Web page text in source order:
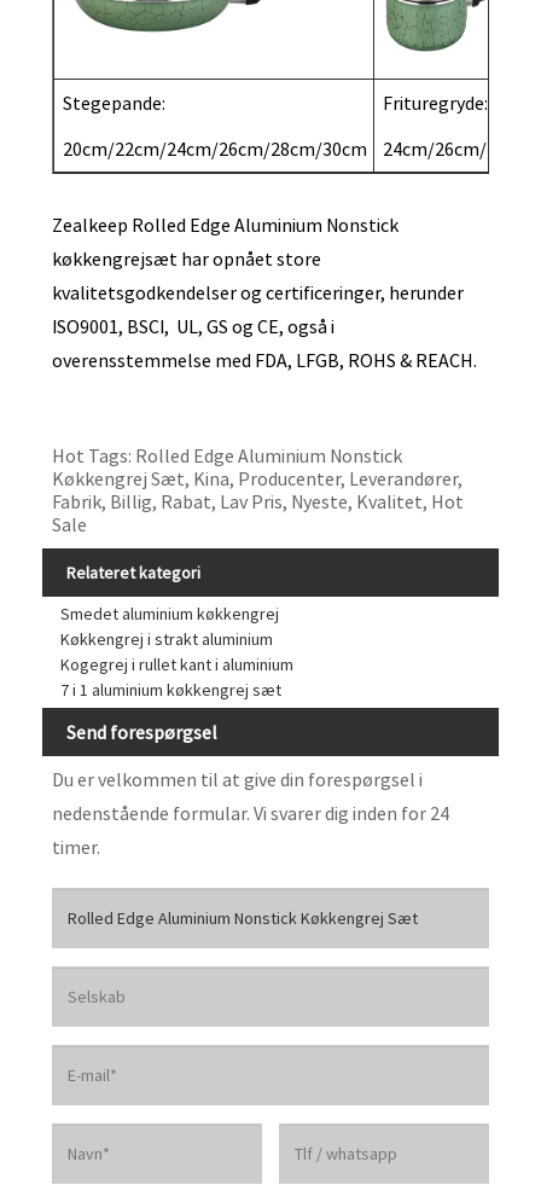
Stegepande:
20cm/22cm/24cm/26cm/28cm/30cm
Frituregryde:
24cm/26cm/28cm
Zealkeep Rolled Edge Aluminium Nonstick
køkkengrejsæt har opnået store
kvalitetsgodkendelser og certificeringer, herunder
ISO9001, BSCI, UL, GS og CE, også i
overensstemmelse med FDA, LFGB, ROHS & REACH.
Hot Tags: Rolled Edge Aluminium Nonstick
Køkkengrej Sæt, Kina, Producenter, Leverandører,
Fabrik, Billig, Rabat, Lav Pris, Nyeste, Kvalitet, Hot
Sale
Relateret kategori
Smedet aluminium køkkengrej
Køkkengrej i strakt aluminium
Kogegrej i rullet kant i aluminium
7 i 1 aluminium køkkengrej sæt
Send forespørgsel
Du er velkommen til at give din forespørgsel i
nedenstående formular. Vi svarer dig inden for 24
timer.